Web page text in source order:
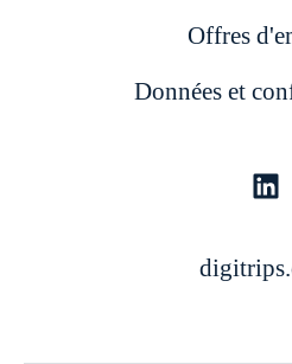
Offres
Données et